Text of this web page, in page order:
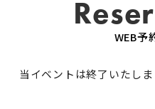
WEB予
当イベントは終了いたしま